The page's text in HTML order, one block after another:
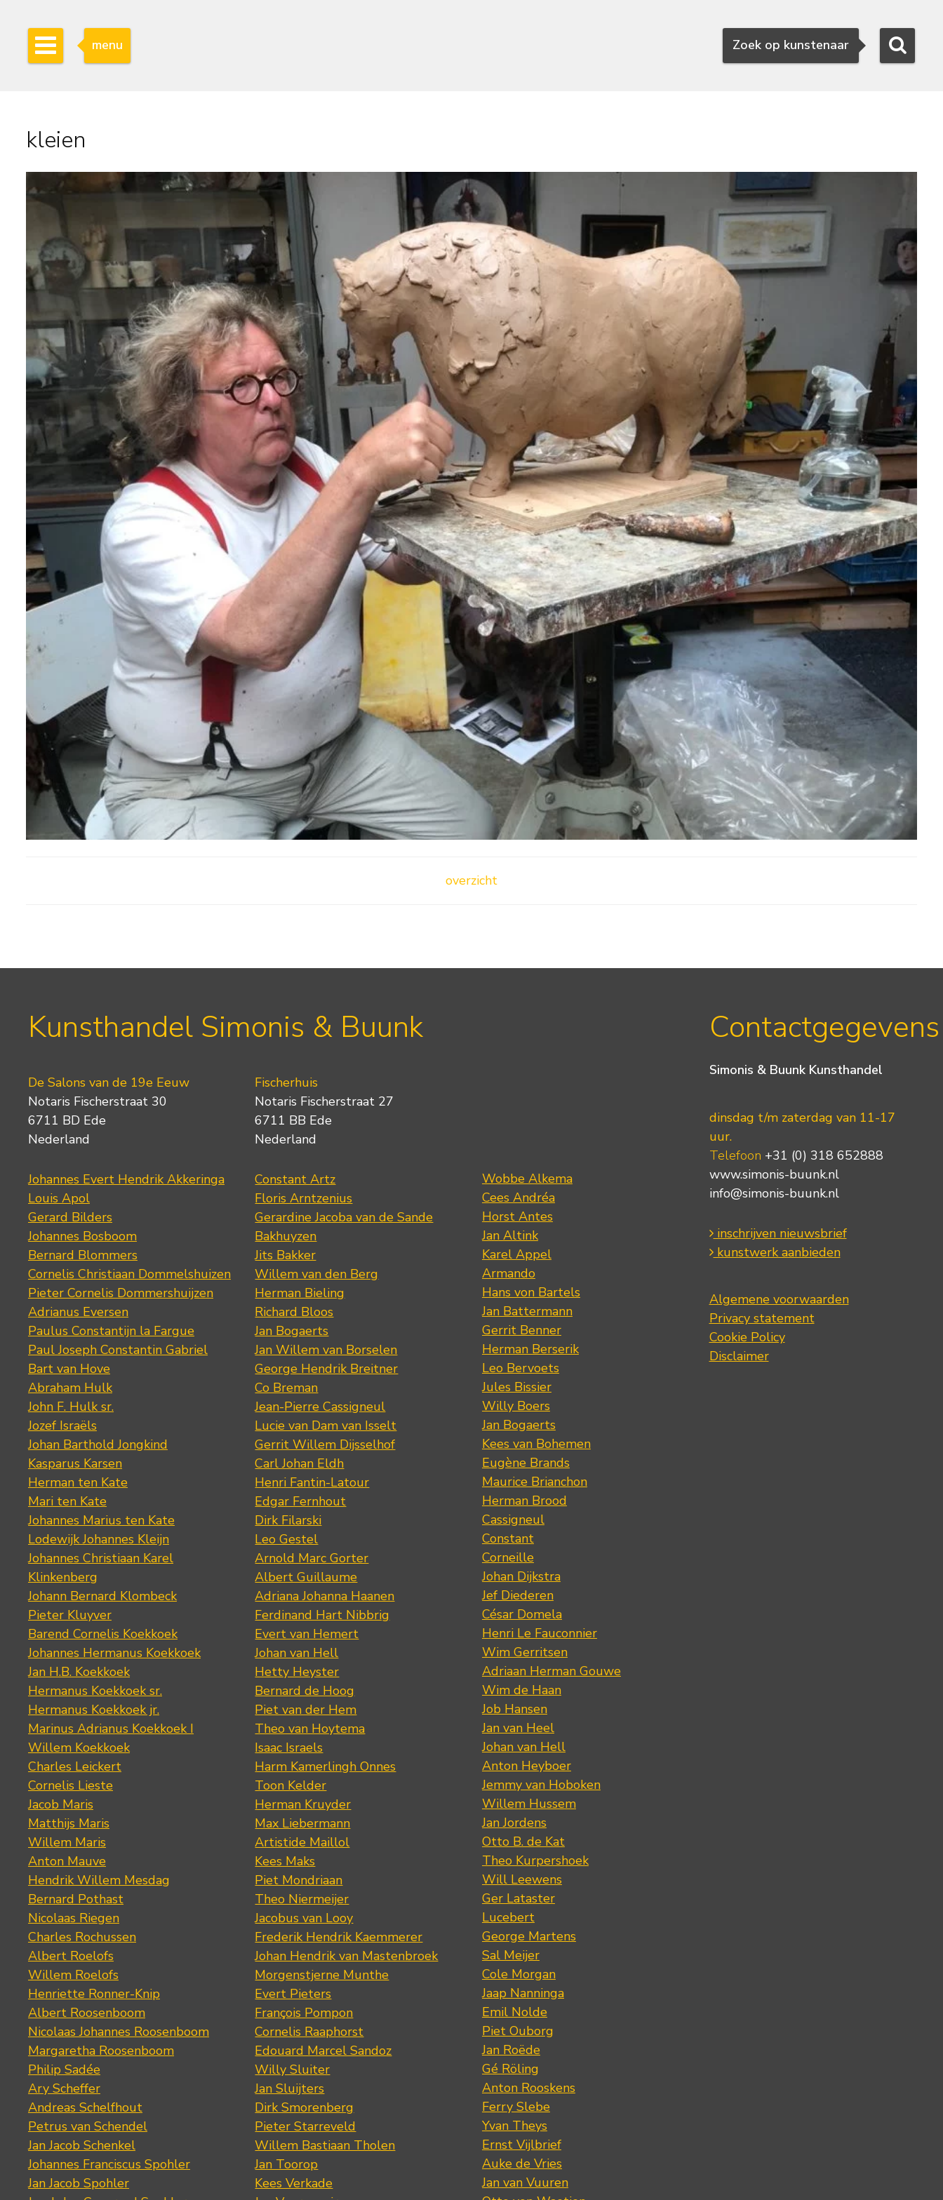
Zoeken
Zoek op kunstenaar
menu
kleien
overzicht
Kunsthandel Simonis & Buunk
De Salons van de 19e Eeuw
Notaris Fischerstraat 30
6711 BD Ede
Nederland
Johannes Evert Hendrik Akkeringa
Louis Apol
Gerard Bilders
Johannes Bosboom
Bernard Blommers
Cornelis Christiaan Dommelshuizen
Pieter Cornelis Dommershuijzen
Adrianus Eversen
Paulus Constantijn la Fargue
Paul Joseph Constantin Gabriel
Bart van Hove
Abraham Hulk
John F. Hulk sr.
Jozef Israëls
Johan Barthold Jongkind
Kasparus Karsen
Herman ten Kate
Mari ten Kate
Johannes Marius ten Kate
Lodewijk Johannes Kleijn
Johannes Christiaan Karel
Klinkenberg
Johann Bernard Klombeck
Pieter Kluyver
Barend Cornelis Koekkoek
Johannes Hermanus Koekkoek
Jan H.B. Koekkoek
Hermanus Koekkoek sr.
Hermanus Koekkoek jr.
Marinus Adrianus Koekkoek I
Willem Koekkoek
Charles Leickert
Cornelis Lieste
Jacob Maris
Matthijs Maris
Willem Maris
Anton Mauve
Hendrik Willem Mesdag
Bernard Pothast
Nicolaas Riegen
Charles Rochussen
Albert Roelofs
Willem Roelofs
Henriette Ronner-Knip
Albert Roosenboom
Nicolaas Johannes Roosenboom
Margaretha Roosenboom
Philip Sadée
Ary Scheffer
Andreas Schelfhout
Petrus van Schendel
Jan Jacob Schenkel
Johannes Franciscus Spohler
Jan Jacob Spohler
Fischerhuis
Notaris Fischerstraat 27
6711 BB Ede
Nederland
Constant Artz
Floris Arntzenius
Gerardine Jacoba van de Sande
Bakhuyzen
Jits Bakker
Willem van den Berg
Herman Bieling
Richard Bloos
Jan Bogaerts
Jan Willem van Borselen
George Hendrik Breitner
Co Breman
Jean-Pierre Cassigneul
Lucie van Dam van Isselt
Gerrit Willem Dijsselhof
Carl Johan Eldh
Henri Fantin-Latour
Edgar Fernhout
Dirk Filarski
Leo Gestel
Arnold Marc Gorter
Albert Guillaume
Adriana Johanna Haanen
Ferdinand Hart Nibbrig
Evert van Hemert
Johan van Hell
Hetty Heyster
Bernard de Hoog
Piet van der Hem
Theo van Hoytema
Isaac Israels
Harm Kamerlingh Onnes
Toon Kelder
Herman Kruyder
Max Liebermann
Artistide Maillol
Kees Maks
Piet Mondriaan
Theo Niermeijer
Jacobus van Looy
Frederik Hendrik Kaemmerer
Johan Hendrik van Mastenbroek
Morgenstjerne Munthe
Evert Pieters
François Pompon
Cornelis Raaphorst
Edouard Marcel Sandoz
Willy Sluiter
Jan Sluijters
Dirk Smorenberg
Pieter Starreveld
Willem Bastiaan Tholen
Jan Toorop
Kees Verkade
Wobbe Alkema
Cees Andréa
Horst Antes
Jan Altink
Karel Appel
Armando
Hans von Bartels
Jan Battermann
Gerrit Benner
Herman Berserik
Leo Bervoets
Jules Bissier
Willy Boers
Jan Bogaerts
Kees van Bohemen
Eugène Brands
Maurice Brianchon
Herman Brood
Cassigneul
Constant
Corneille
Johan Dijkstra
Jef Diederen
César Domela
Henri Le Fauconnier
Wim Gerritsen
Adriaan Herman Gouwe
Wim de Haan
Job Hansen
Jan van Heel
Johan van Hell
Anton Heyboer
Jemmy van Hoboken
Willem Hussem
Jan Jordens
Otto B. de Kat
Theo Kurpershoek
Will Leewens
Ger Lataster
Lucebert
George Martens
Sal Meijer
Cole Morgan
Jaap Nanninga
Emil Nolde
Piet Ouborg
Jan Roëde
Gé Röling
Anton Rooskens
Ferry Slebe
Yvan Theys
Ernst Vijlbrief
Auke de Vries
Jan van Vuuren
Contactgegevens
Simonis & Buunk Kunsthandel
dinsdag t/m zaterdag van 11-17
uur.
Telefoon +31 (0) 318 652888
www.simonis-buunk.nl
info@simonis-buunk.nl
inschrijven nieuwsbrief
kunstwerk aanbieden
Algemene voorwaarden
Privacy statement
Cookie Policy
Disclaimer